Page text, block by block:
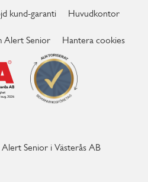
kund-garanti Huvudkontor
Alert Senior Hantera cookies
Senior i Västerås AB